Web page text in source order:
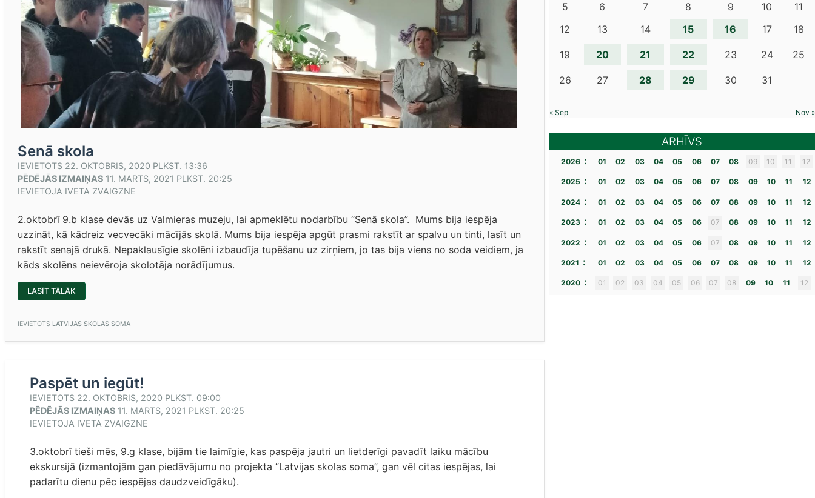
Senā skola
IEVIETOTS 22. OKTOBRIS, 2020 PLKST. 13:36
PĒDĒJĀS IZMAIŅAS 11. MARTS, 2021 PLKST. 20:25
IEVIETOJA IVETA ZVAIGZNE
2.oktobrī 9.b klase devās uz Valmieras muzeju, lai apmeklētu nodarbību “Senā skola”. Mums bija iespēja
uzzināt, kā kādreiz vecvecāki mācījās skolā. Mums bija iespēja apgūt prasmi rakstīt ar spalvu un tinti, lasīt un
rakstīt senajā drukā. Nepaklausīgie skolēni izbaudīja tupēšanu uz zirņiem, jo tas bija viens no soda veidiem, ja
kāds skolēns neievēroja skolotāja norādījumus.
LASĪT TĀLĀK
SKOLA”
IEVIETOTS LATVIJAS SKOLAS SOMA
Paspēt un iegūt!
IEVIETOTS 22. OKTOBRIS, 2020 PLKST. 09:00
PĒDĒJĀS IZMAIŅAS 11. MARTS, 2021 PLKST. 20:25
IEVIETOJA IVETA ZVAIGZNE
3.oktobrī tieši mēs, 9.g klase, bijām tie laimīgie, kas paspēja jautri un lietderīgi pavadīt laiku mācību
ekskursijā (izmantojām gan piedāvājumu no projekta “Latvijas skolas soma”, gan vēl citas iespējas, lai
padarītu dienu pēc iespējas daudzveidīgāku).
5
6 7 8 9 10
11
12
13 14 15 16 17 18
19 20 21 22 23 24 25
26 27 28 29 30 31
« Sep Nov »
ARHĪVS
2026 : 01 02 03 04 05 06 07 08 09 10 11 12
2025 : 01 02 03 04 05 06 07 08 09 10 11 12
2024 : 01 02 03 04 05 06 07 08 09 10 11 12
2023 : 01 02 03 04 05 06 07 08 09 10 11 12
2022 : 01 02 03 04 05 06 07 08 09 10 11 12
2021 : 01 02 03 04 05 06 07 08 09 10 11 12
2020 : 01 02 03 04 05 06 07 08 09 10 11 12